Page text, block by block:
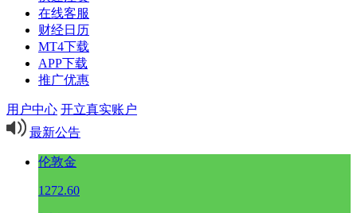
在线客服
财经日历
MT4下载
APP下载
推广优惠
用户中心 开立真实账户
最新公告
伦敦金
1272.60